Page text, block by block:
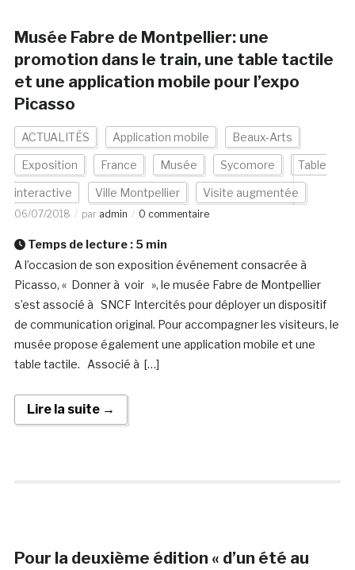
Musée Fabre de Montpellier: une
promotion dans le train, une table tactile
et une application mobile pour l’expo
Picasso
ACTUALITÉS Application mobile Beaux-Arts
Exposition France Musée Sycomore Table
interactive Ville Montpellier Visite augmentée
06/07/2018 par admin 0 commentaire
Temps de lecture : 5 min
A l’occasion de son exposition événement consacrée à
Picasso, « Donner à voir », le musée Fabre de Montpellier
s’est associé à SNCF Intercités pour déployer un dispositif
de communication original. Pour accompagner les visiteurs, le
musée propose également une application mobile et une
table tactile. Associé à […]
Lire la suite →
Pour la deuxième édition « d’un été au